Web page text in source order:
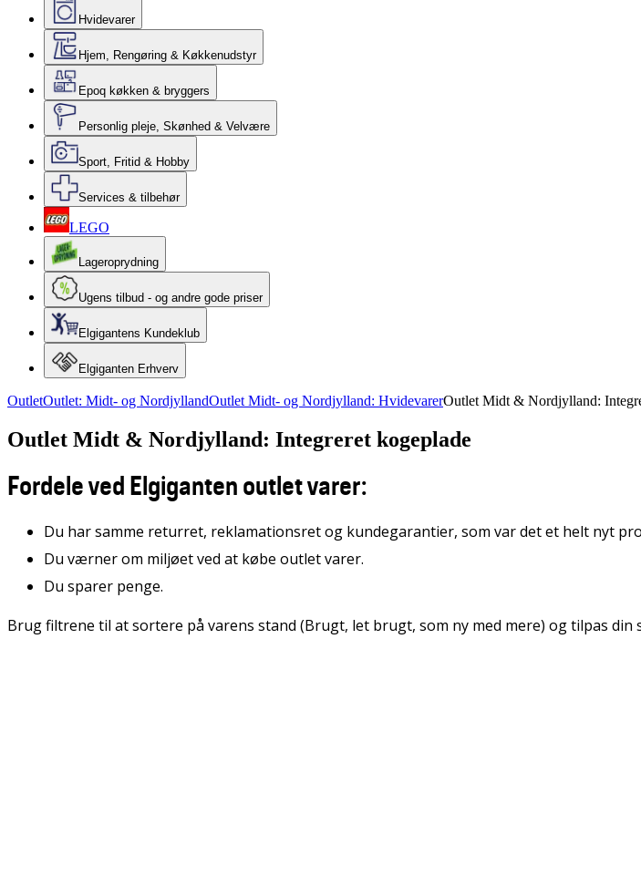
Hvidevarer
Hjem, Rengøring & Køkkenudstyr
Epoq køkken & bryggers
Personlig pleje, Skønhed & Velvære
Sport, Fritid & Hobby
Services & tilbehør
LEGO
Lageroprydning
Ugens tilbud - og andre gode priser
Elgigantens Kundeklub
Elgiganten Erhverv
OutletOutlet: Midt- og NordjyllandOutlet Midt- og Nordjylland: HvidevarerOutlet Midt & Nordjylland:
Outlet Midt & Nordjylland: Integreret kogeplade
Fordele ved Elgiganten outlet varer:
Du har samme returret, reklamationsret og kundegarantier, som var det et helt nyt
Du værner om miljøet ved at købe outlet varer.
Du sparer penge.
Brug filtrene til at sortere på varens stand (Brugt, let brugt, som ny med mere) og tilpas